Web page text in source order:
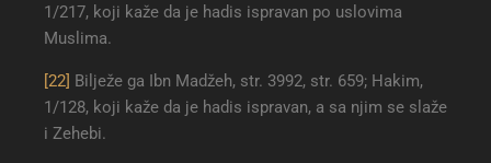
1/217, koji kaže da je hadis ispravan po uslovima
Muslima.
[22] Bilježe ga Ibn Madžeh, str. 3992, str. 659; Hakim,
1/128, koji kaže da je hadis ispravan, a sa njim se slaže
i Zehebi.